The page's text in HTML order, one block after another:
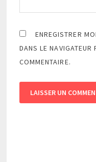
ENREGISTRER
DANS LE
COMMENTAIRE.